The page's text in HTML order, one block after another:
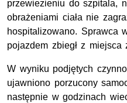
przewiezieniu do szpitala,
obrażeniami ciała nie
hospitalizowano. Sprawca
pojazdem zbiegł z miejsca
W wyniku podjętych
ujawniono porzucony
następnie w godzinach